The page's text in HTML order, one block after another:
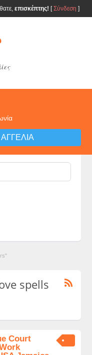
επισκέπτης! [Σύνδεση ]
spells
Court